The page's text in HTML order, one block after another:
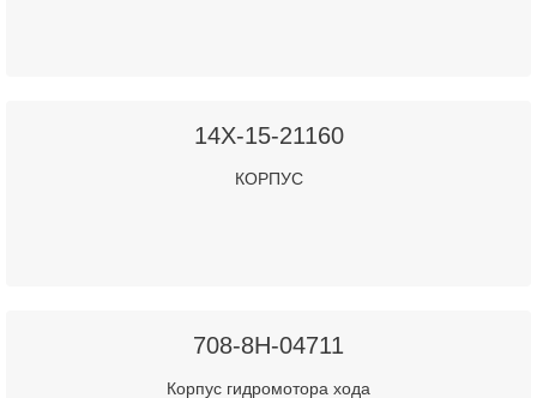
14X-15-21160
КОРПУС
708-8H-04711
Корпус гидромотора хода